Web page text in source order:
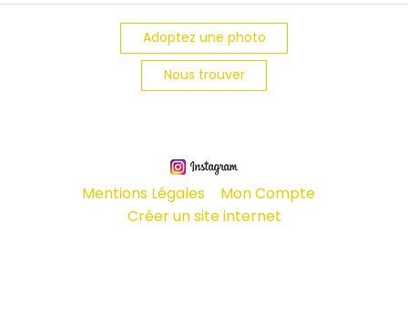
Adoptez une photo
Nous trouver
Mentions Légales
Mon Compte
Créer un site internet